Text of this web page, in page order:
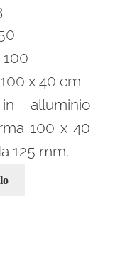
100
x 40 cm
alluminio
100 x 40
125 mm.